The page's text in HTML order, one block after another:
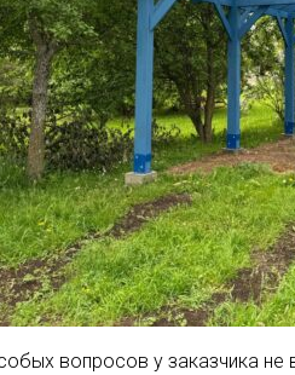
вопросов у заказчика не